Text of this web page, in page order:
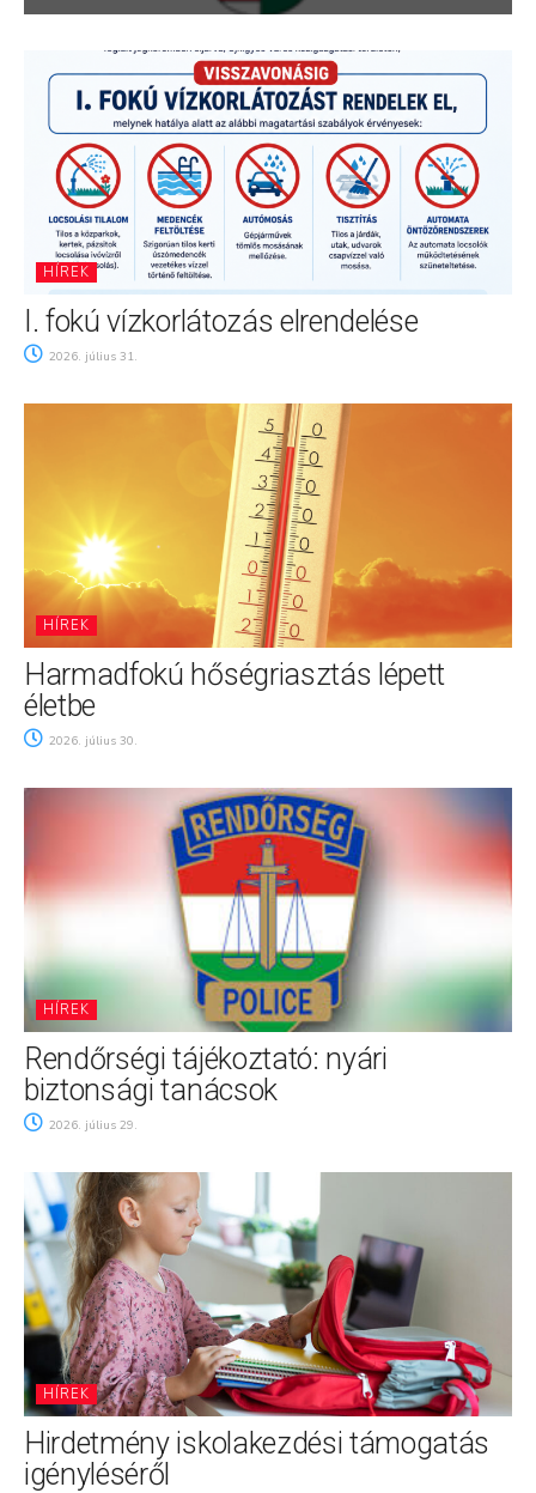
HÍREK
I. fokú vízkorlátozás elrendelése
2026. július 31.
HÍREK
Harmadfokú hőségriasztás lépett
életbe
2026. július 30.
HÍREK
Rendőrségi tájékoztató: nyári
biztonsági tanácsok
2026. július 29.
HÍREK
Hirdetmény iskolakezdési támogatás
igényléséről